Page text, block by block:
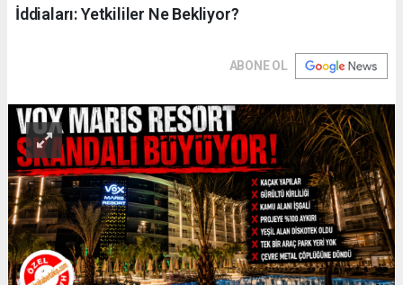
İddiaları: Yetkililer Ne Bekliyor?
ABONE OL